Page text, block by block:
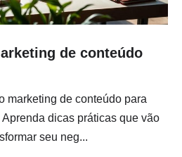
de conteúdo
marketing de conteúdo para
dicas práticas que vão
seu neg...